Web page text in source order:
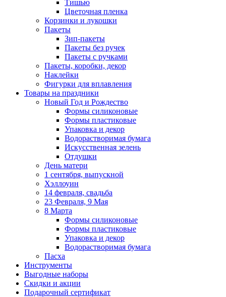
Тишью
Цветочная пленка
Корзинки и лукошки
Пакеты
Зип-пакеты
Пакеты без ручек
Пакеты с ручками
Пакеты, коробки, декор
Наклейки
Фигурки для вплавления
Товары на праздники
Новый Год и Рождество
Формы силиконовые
Формы пластиковые
Упаковка и декор
Водорастворимая бумага
Искусственная зелень
Отдушки
День матери
1 сентября, выпускной
Хэллоуин
14 февраля, свадьба
23 Февраля, 9 Мая
8 Марта
Формы силиконовые
Формы пластиковые
Упаковка и декор
Водорастворимая бумага
Пасха
Инструменты
Выгодные наборы
Скидки и акции
Подарочный сертификат